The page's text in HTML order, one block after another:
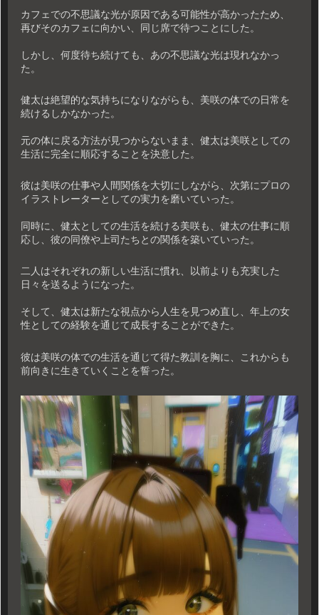
カフェでの不思議な光が原因である可能性が高かったため、
再びそのカフェに向かい、同じ席で待つことにした。
しかし、何度待ち続けても、あの不思議な光は現れなかっ
た。
健太は絶望的な気持ちになりながらも、美咲の体での日常を
続けるしかなかった。
元の体に戻る方法が見つからないまま、健太は美咲としての
生活に完全に順応することを決意した。
彼は美咲の仕事や人間関係を大切にしながら、次第にプロの
イラストレーターとしての実力を磨いていった。
同時に、健太としての生活を続ける美咲も、健太の仕事に順
応し、彼の同僚や上司たちとの関係を築いていった。
二人はそれぞれの新しい生活に慣れ、以前よりも充実した
日々を送るようになった。
そして、健太は新たな視点から人生を見つめ直し、年上の女
性としての経験を通じて成長することができた。
彼は美咲の体での生活を通じて得た教訓を胸に、これからも
前向きに生きていくことを誓った。